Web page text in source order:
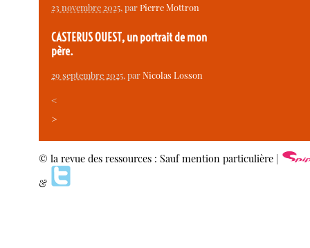
23 novembre 2025, parPierre Mottron
CASTERUS OUEST, un portrait de mon
père.
29 septembre 2025, parNicolas Losson
<
>
© la revue des ressources : Sauf mention particulière |
&